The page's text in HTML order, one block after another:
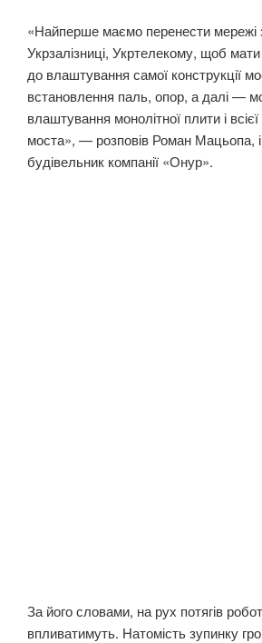
«Найперше маємо перенести мережі
Укрзалізниці, Укртелекому, щоб
до влаштування самої конструкції
встановлення паль, опор, а далі —
влаштування монолітної плити і
моста», — розповів Роман Мацьопа,
будівельник компанії «Онур».
За його словами, на рух потягів
впливатимуть. Натомість зупинку